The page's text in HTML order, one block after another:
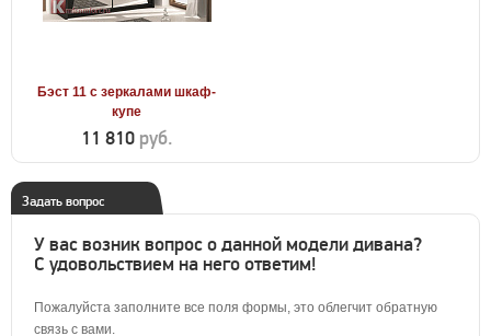
Бэст 11 с зеркалами шкаф-
купе
11 810 руб.
Задать вопрос
У вас возник вопрос о данной модели дивана?
С удовольствием на него ответим!
Пожалуйста заполните все поля формы, это облегчит обратную
связь с вами.